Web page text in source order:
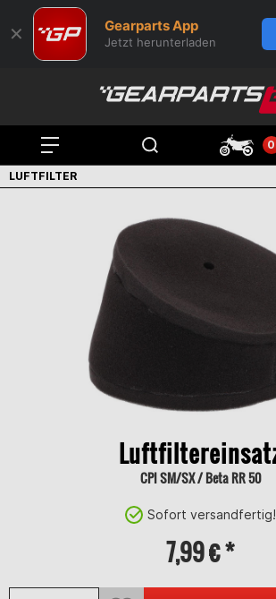
✕ Gearparts App
Jetzt herunterladen
0
LUFTFILTER
CPI SM/SX / Beta RR 50
Sofort versandfertig!
7,99 € *